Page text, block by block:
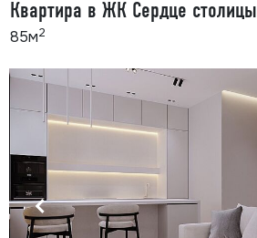
85м2
Квартира в ЖК Сердце столицы